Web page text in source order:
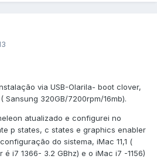
via USB-Olarila- boot clover,
Sansung 320GB/7200rpm/16mb).
atualizado e configurei no
p states, c states e graphics enabler
do sistema, iMac 11,1 (
i7 1366- 3.2 GBhz) e o iMac i7 -1156)